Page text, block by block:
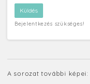
Bejelentkezés szükséges!
A sorozat további képei: